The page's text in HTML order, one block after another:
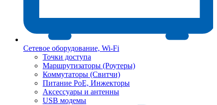
Сетевое оборудование, Wi-Fi
Точки доступа
Маршрутизаторы (Роутеры)
Коммутаторы (Свитчи)
Питание PoE, Инжекторы
Аксессуары и антенны
USB модемы